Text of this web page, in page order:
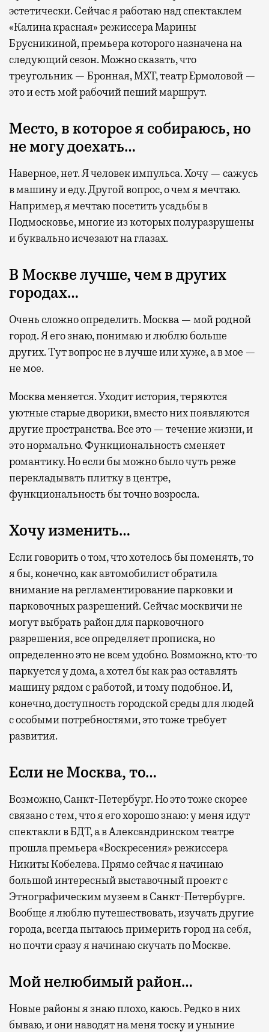
эстетически. Сейчас я работаю над спектаклем
«Калина красная» режиссера Марины
Брусникиной, премьера которого назначена на
следующий сезон. Можно сказать, что
треугольник — Бронная, МХТ, театр Ермоловой —
это и есть мой рабочий пеший маршрут.
Место, в которое я собираюсь, но
не могу доехать…
Наверное, нет. Я человек импульса. Хочу — сажусь
в машину и еду. Другой вопрос, о чем я мечтаю.
Например, я мечтаю посетить усадьбы в
Подмосковье, многие из которых полуразрушены
и буквально исчезают на глазах.
В Москве лучше, чем в других
городах…
Очень сложно определить. Москва — мой родной
город. Я его знаю, понимаю и люблю больше
других. Тут вопрос не в лучше или хуже, а в мое —
не мое.
Москва меняется. Уходит история, теряются
уютные старые дворики, вместо них появляются
другие пространства. Все это — течение жизни, и
это нормально. Функциональность сменяет
романтику. Но если бы можно было чуть реже
перекладывать плитку в центре,
функциональность бы точно возросла.
Хочу изменить…
Если говорить о том, что хотелось бы поменять, то
я бы, конечно, как автомобилист обратила
внимание на регламентирование парковки и
парковочных разрешений. Сейчас москвичи не
могут выбрать район для парковочного
разрешения, все определяет прописка, но
определенно это не всем удобно. Возможно, кто-то
паркуется у дома, а хотел бы как раз оставлять
машину рядом с работой, и тому подобное. И,
конечно, доступность городской среды для людей
с особыми потребностями, это тоже требует
развития.
Если не Москва, то…
Возможно, Санкт-Петербург. Но это тоже скорее
связано с тем, что я его хорошо знаю: у меня идут
спектакли в БДТ, а в Александринском театре
прошла премьера «Воскресения» режиссера
Никиты Кобелева. Прямо сейчас я начинаю
большой интересный выставочный проект с
Этнографическим музеем в Санкт-Петербурге.
Вообще я люблю путешествовать, изучать другие
города, всегда пытаюсь примерить город на себя,
но почти сразу я начинаю скучать по Москве.
Мой нелюбимый район…
Новые районы я знаю плохо, каюсь. Редко в них
бываю, и они наводят на меня тоску и уныние